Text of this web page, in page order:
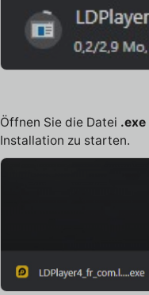
Öffnen Sie die Datei .exe
Installation zu starten.